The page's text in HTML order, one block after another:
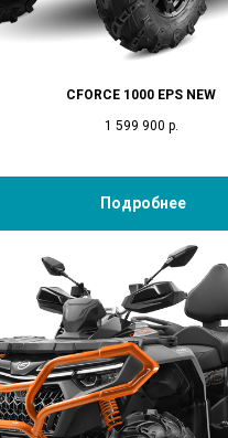
CFORCE 1000 EPS NEW
1 599 900 р.
Подробнее